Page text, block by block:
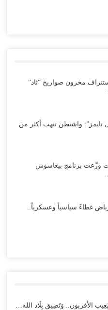
قبائل الصحراء اليمنية تبدأ
سباق بين طارق والإصلاح
“درع الوطن” المتمركز
بعد…
حرب التصفية الصامتة داخل
المخا- عدن.. هل بدأت المناطق
مخزون صواريخ “ثاد”
تايمز”: واشنطن تنهب أكثر من
وزّعت برنامج بيغاسوس
غطاءً سياسياً وعسكرياً..
الأَقربون.. وَتَضِيق بِلَاد الله…